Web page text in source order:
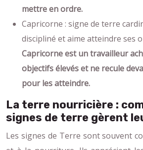
mettre en ordre.
Capricorne : signe de terre
discipliné et aime atteindre ses
Capricorne est un travailleur
objectifs élevés et ne recule
pour les atteindre.
La terre nourricière :
signes de terre gèrent
Les signes de Terre sont souvent